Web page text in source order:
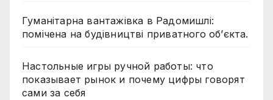
Гуманітарна вантажівка в Радомишлі:
помічена на будівництві приватного об’єкта.
Настольные игры ручной работы: что
показывает рынок и почему цифры говорят
сами за себя